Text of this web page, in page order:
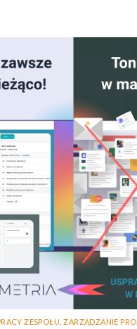
ZESPOŁU ZARZĄDZANIE